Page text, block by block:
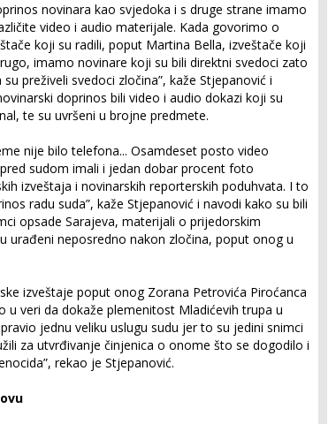
novinara kao svjedoka i s druge strane imamo
video i audio materijale. Kada govorimo o
koji su radili, poput Martina Bella, izveštače koji
imamo novinare koji su bili direktni svedoci zato
preživeli svedoci zločina”, kaže Stjepanović i
doprinos bili video i audio dokazi koji su
te su uvršeni u brojne predmete.
nije bilo telefona... Osamdeset posto video
sudom imali i jedan dobar procent foto
izveštaja i novinarskih reporterskih poduhvata. I to
radu suda”, kaže Stjepanović i navodi kako su bili
opsade Sarajeva, materijali o prijedorskim
urađeni neposredno nakon zločina, poput onog u
izveštaje poput onog Zorana Petrovića Piroćanca
u veri da dokaže plemenitost Mladićevih trupa u
jednu veliku uslugu sudu jer to su jedini snimci
za utvrđivanje činjenica o onome što se dogodilo i
rekao je Stjepanović.